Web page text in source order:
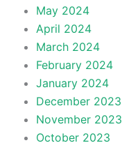
May 2024
April 2024
March 2024
February 2024
January 2024
December 2023
November 2023
October 2023